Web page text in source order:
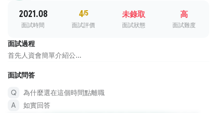
2021.08
面試時間
4/5
面試評價
未錄取
面試狀態
高
面試難度
面試過程
首先人資會簡單介紹公...
面試問答
為什麼選在這個時間點離職
如實回答